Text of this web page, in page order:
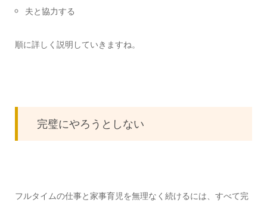
夫と協力する
順に詳しく説明していきますね。
完璧にやろうとしない
フルタイムの仕事と家事育児を無理なく続けるには、すべて完